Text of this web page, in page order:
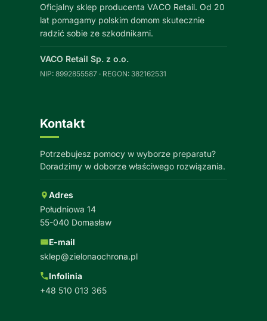
Oficjalny sklep producenta VACO Retail. Od 20
lat pomagamy polskim domom skutecznie
radzić sobie ze szkodnikami.
VACO Retail Sp. z o.o.
NIP: 8992855587 · REGON: 382162531
Kontakt
Potrzebujesz pomocy w wyborze preparatu?
Doradzimy w doborze właściwego rozwiązania.
Adres
Południowa 14
55-040 Domasław
E-mail
sklep@zielonaochrona.pl
Infolinia
+48 510 013 365